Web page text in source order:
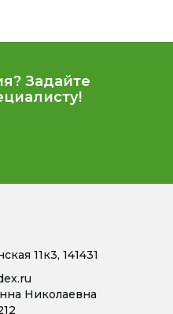
Задайте
11к3, 141431
Николаевна